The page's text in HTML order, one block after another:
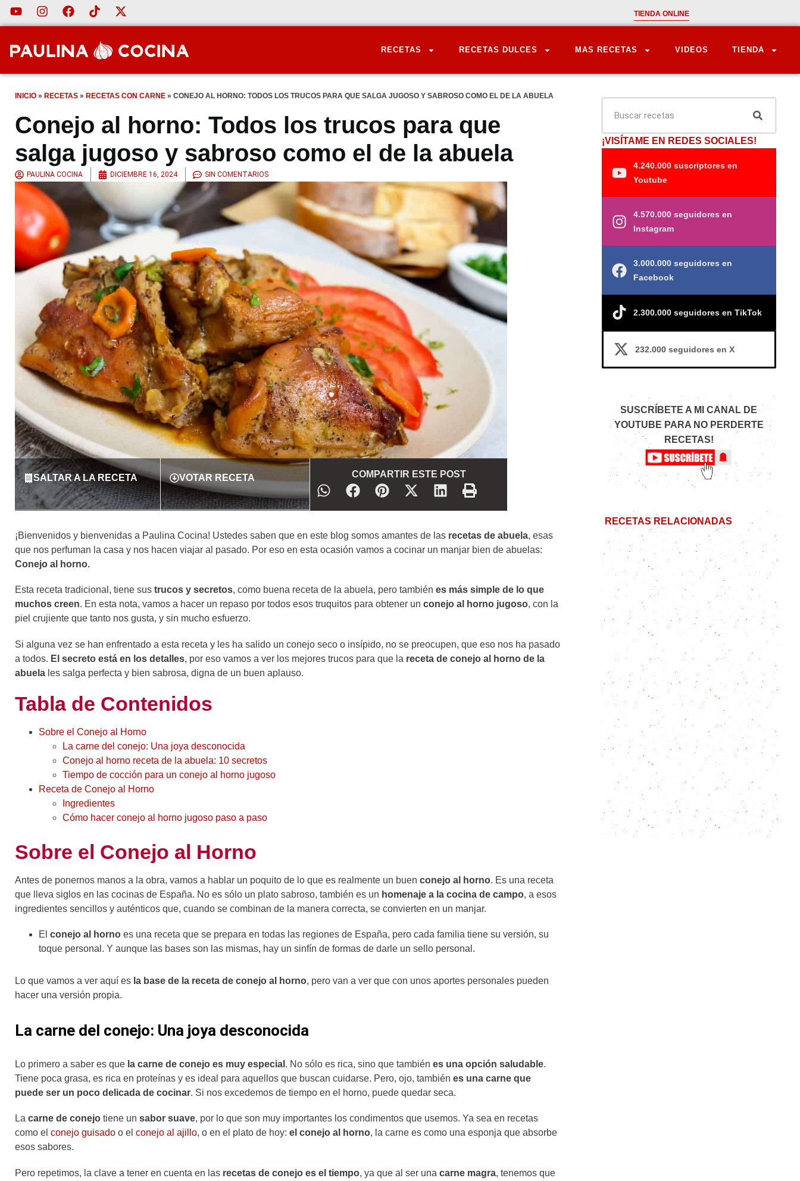
TIENDA ONLINE
RECETAS RECETAS DULCES MAS RECETAS VIDEOS TIENDA
INICIO » RECETAS » RECETAS CON CARNE » CONEJO AL HORNO: TODOS LOS TRUCOS PARA QUE SALGA JUGOSO Y SABROSO COMO EL DE LA ABUELA
Conejo al horno: Todos los trucos para que
salga jugoso y sabroso como el de la abuela
PAULINA COCINA DICIEMBRE 16, 2024 SIN COMENTARIOS
SALTAR A LA RECETA VOTAR RECETA COMPARTIR ESTE POST
¡Bienvenidos y bienvenidas a Paulina Cocina! Ustedes saben que en este blog somos amantes de las recetas de abuela, esas
que nos perfuman la casa y nos hacen viajar al pasado. Por eso en esta ocasión vamos a cocinar un manjar bien de abuelas:
Conejo al horno.
Esta receta tradicional, tiene sus trucos y secretos, como buena receta de la abuela, pero también es más simple de lo que
muchos creen. En esta nota, vamos a hacer un repaso por todos esos truquitos para obtener un conejo al horno jugoso, con la
piel crujiente que tanto nos gusta, y sin mucho esfuerzo.
Si alguna vez se han enfrentado a esta receta y les ha salido un conejo seco o insípido, no se preocupen, que eso nos ha pasado
a todos. El secreto está en los detalles, por eso vamos a ver los mejores trucos para que la receta de conejo al horno de la
abuela les salga perfecta y bien sabrosa, digna de un buen aplauso.
Tabla de Contenidos
Sobre el Conejo al Horno
La carne del conejo: Una joya desconocida
Conejo al horno receta de la abuela: 10 secretos
Tiempo de cocción para un conejo al horno jugoso
Receta de Conejo al Horno
Ingredientes
Cómo hacer conejo al horno jugoso paso a paso
Sobre el Conejo al Horno
Antes de ponernos manos a la obra, vamos a hablar un poquito de lo que es realmente un buen conejo al horno. Es una receta
que lleva siglos en las cocinas de España. No es sólo un plato sabroso, también es un homenaje a la cocina de campo, a esos
ingredientes sencillos y auténticos que, cuando se combinan de la manera correcta, se convierten en un manjar.
El conejo al horno es una receta que se prepara en todas las regiones de España, pero cada familia tiene su versión, su
toque personal. Y aunque las bases son las mismas, hay un sinfín de formas de darle un sello personal.
Lo que vamos a ver aquí es la base de la receta de conejo al horno, pero van a ver que con unos aportes personales pueden
hacer una versión propia.
La carne del conejo: Una joya desconocida
Lo primero a saber es que la carne de conejo es muy especial . No sólo es rica, sino que también es una opción saludable.
Tiene poca grasa, es rica en proteínas y es ideal para aquellos que buscan cuidarse. Pero, ojo, también es una carne que
puede ser un poco delicada de cocinar. Si nos excedemos de tiempo en el horno, puede quedar seca.
La carne de conejo tiene un sabor suave, por lo que son muy importantes los condimentos que usemos. Ya sea en recetas
como el conejo guisado o el conejo al ajillo, o en el plato de hoy: el conejo al horno, la carne es como una esponja que absorbe
esos sabores.
Pero repetimos, la clave a tener en cuenta en las recetas de conejo es el tiempo, ya que al ser una carne magra, tenemos que
¡VISÍTAME EN REDES SOCIALES!
4.240.000 suscriptores en
Youtube
4.570.000 seguidores en
Instagram
3.000.000 seguidores en
Facebook
2.300.000 seguidores en TikTok
232.000 seguidores en X
SUSCRÍBETE A MI CANAL DE
YOUTUBE PARA NO PERDERTE
RECETAS!
RECETAS RELACIONADAS
Churrascos cebollados con papas
rústicas (con Nina Astore)
Matambre al Horno: así siempre
sale bien
Matambre Tiernizado a la Leche!
Con sus trucos para que quede
bien tierno y sabroso
Cómo hacer Salsa Bolognesa
Churrasco a la plancha con
sorpresa: te cura o te mata
Chinchulines a la parrilla, la guía
definitiva